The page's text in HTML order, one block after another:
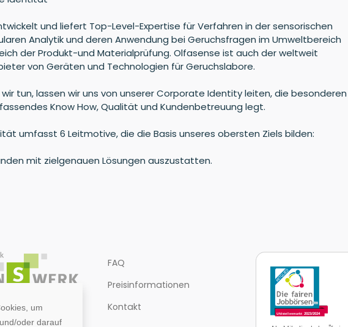
um
oder darauf
und liefert Top-Level-Expertise für Verfahren in der sensorischen
Analytik und deren Anwendung bei Geruchsfragen im Umweltbereich
der Produkt-und Materialprüfung. Olfasense ist auch der weltweit
von Geräten und Technologien für Geruchslabore.
wir tun, lassen wir uns von unserer Corporate Identity leiten, die besonderen
Know How, Qualität und Kundenbetreuung legt.
umfasst 6 Leitmotive, die die Basis unseres obersten Ziels bilden:
mit zielgenauen Lösungen auszustatten.
FAQ
Preisinformationen
Kontakt